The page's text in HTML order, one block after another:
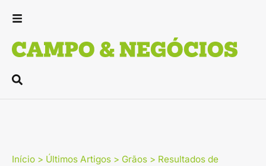
Início > Últimos Artigos > Grãos > Resultados de